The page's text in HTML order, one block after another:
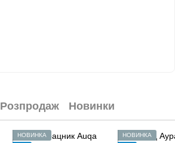
Розпродаж Новинки
НОВИНКА
НОВИНКА